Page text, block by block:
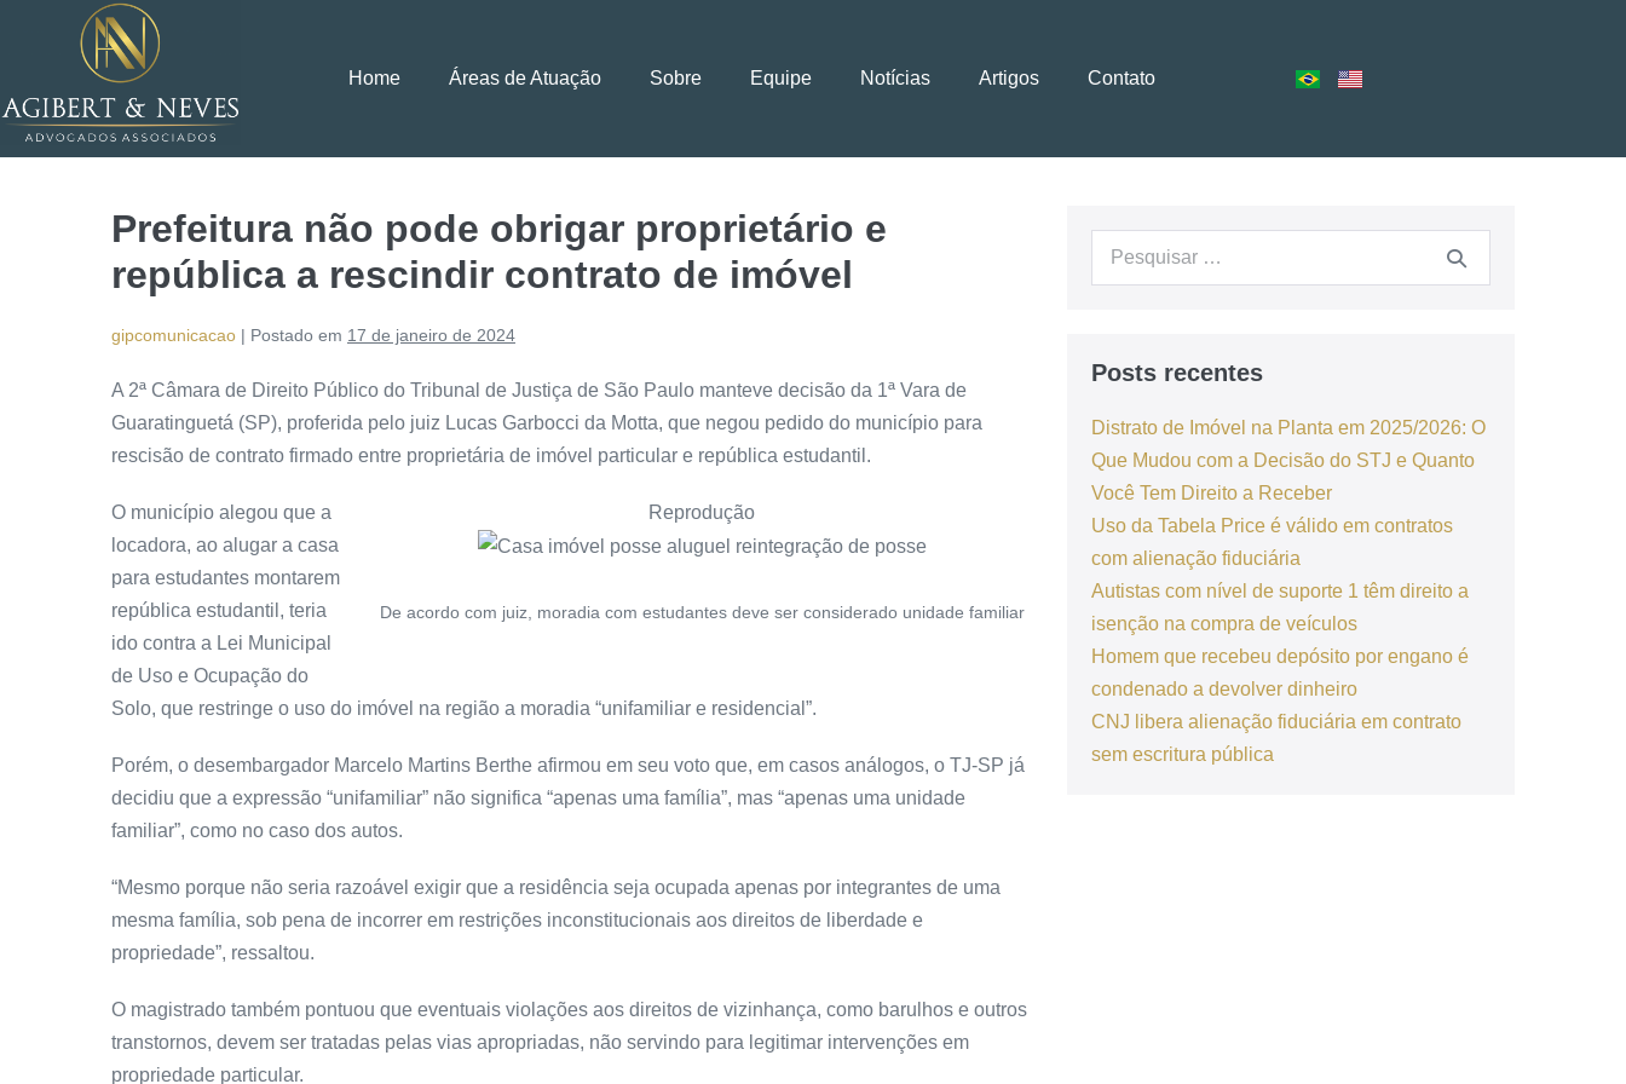
Home Áreas de Atuação Sobre Equipe Notícias Artigos Contato
Prefeitura não pode obrigar proprietário e
república a rescindir contrato de imóvel
gipcomunicacao | Postado em 17 de janeiro de 2024
A 2ª Câmara de Direito Público do Tribunal de Justiça de São Paulo manteve decisão da 1ª Vara de
Guaratinguetá (SP), proferida pelo juiz Lucas Garbocci da Motta, que negou pedido do município para
rescisão de contrato firmado entre proprietária de imóvel particular e república estudantil.
Reprodução
De acordo com juiz, moradia com estudantes deve ser considerado unidade familiar
O município alegou que a
locadora, ao alugar a casa
para estudantes montarem
república estudantil, teria
ido contra a Lei Municipal
de Uso e Ocupação do
Solo, que restringe o uso do imóvel na região a moradia “unifamiliar e residencial”.
Porém, o desembargador Marcelo Martins Berthe afirmou em seu voto que, em casos análogos, o TJ-SP já
decidiu que a expressão “unifamiliar” não significa “apenas uma família”, mas “apenas uma unidade
familiar”, como no caso dos autos.
“Mesmo porque não seria razoável exigir que a residência seja ocupada apenas por integrantes de uma
mesma família, sob pena de incorrer em restrições inconstitucionais aos direitos de liberdade e
propriedade”, ressaltou.
O magistrado também pontuou que eventuais violações aos direitos de vizinhança, como barulhos e outros
transtornos, devem ser tratadas pelas vias apropriadas, não servindo para legitimar intervenções em
propriedade particular.
Posts recentes
Distrato de Imóvel na Planta em 2025/2026: O
Que Mudou com a Decisão do STJ e Quanto
Você Tem Direito a Receber
Uso da Tabela Price é válido em contratos
com alienação fiduciária
Autistas com nível de suporte 1 têm direito a
isenção na compra de veículos
Homem que recebeu depósito por engano é
condenado a devolver dinheiro
CNJ libera alienação fiduciária em contrato
sem escritura pública